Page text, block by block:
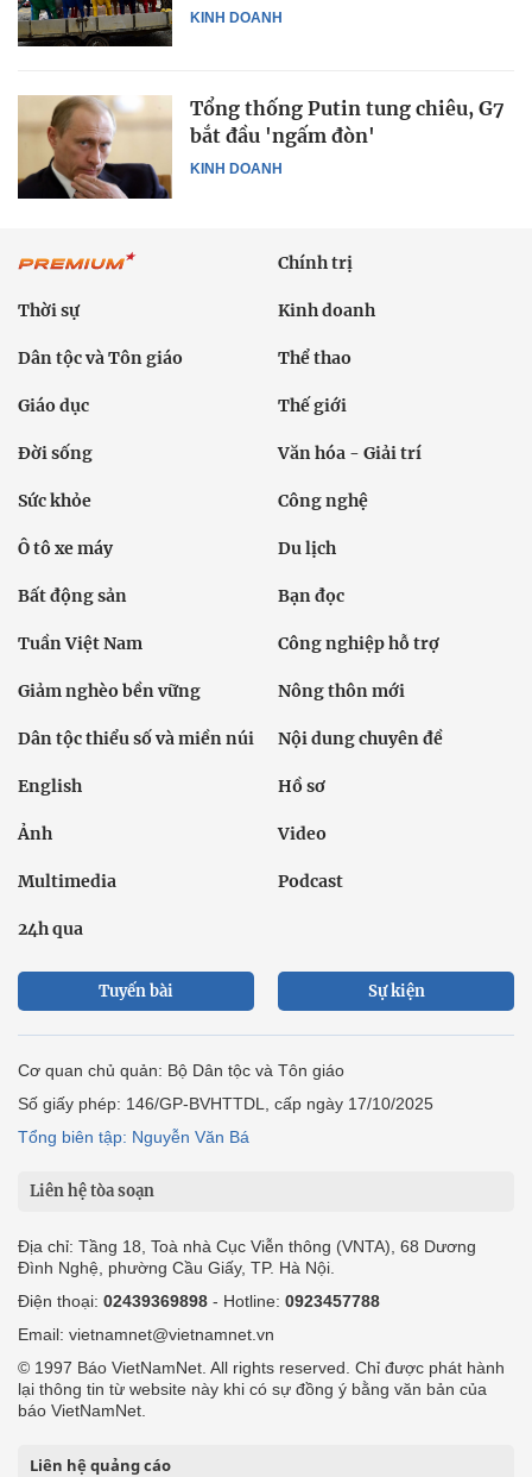
KINH DOANH
KINH DOANH
Tổng thống Putin tung chiêu, G7
bắt đầu 'ngấm đòn'
Chính trị
Thời sự Kinh doanh
Dân tộc và Tôn giáo Thể thao
Giáo dục Thế giới
Đời sống Văn hóa - Giải trí
Sức khỏe Công nghệ
Ô tô xe máy Du lịch
Bất động sản Bạn đọc
Tuần Việt Nam Công nghiệp hỗ trợ
Giảm nghèo bền vững Nông thôn mới
Dân tộc thiểu số và miền núi Nội dung chuyên đề
English Hồ sơ
Ảnh Video
Multimedia Podcast
24h qua
Tuyến bài Sự kiện
Cơ quan chủ quản: Bộ Dân tộc và Tôn giáo
Số giấy phép: 146/GP-BVHTTDL, cấp ngày 17/10/2025
Tổng biên tập: Nguyễn Văn Bá
Liên hệ tòa soạn
Địa chỉ: Tầng 18, Toà nhà Cục Viễn thông (VNTA), 68 Dương
Đình Nghệ, phường Cầu Giấy, TP. Hà Nội.
Điện thoại: 02439369898 - Hotline: 0923457788
Email: vietnamnet@vietnamnet.vn
© 1997 Báo VietNamNet. All rights reserved. Chỉ được phát hành
lại thông tin từ website này khi có sự đồng ý bằng văn bản của
báo VietNamNet.
Liên hệ quảng cáo